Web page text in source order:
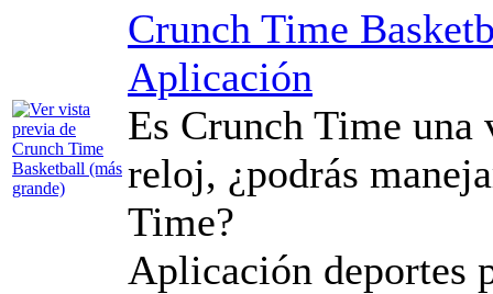
Crunch Time
Aplicación
Es Crunch Time una
reloj, ¿podrás
Time?
Aplicación deportes